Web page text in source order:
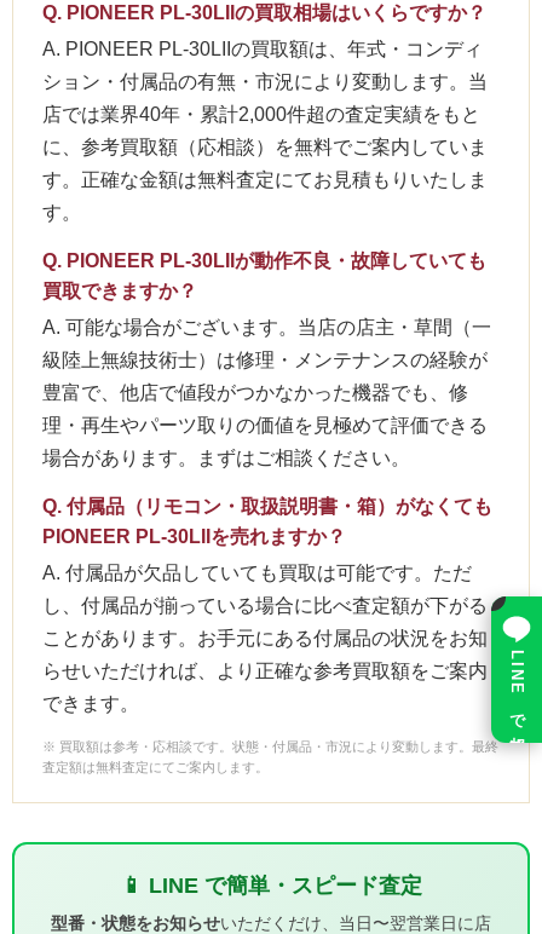
Q. PIONEER PL-30LIIの買取相場はいくらですか？
A. PIONEER PL-30LIIの買取額は、年式・コンディ
ション・付属品の有無・市況により変動します。当
店では業界40年・累計2,000件超の査定実績をもと
に、参考買取額（応相談）を無料でご案内していま
す。正確な金額は無料査定にてお見積もりいたしま
す。
Q. PIONEER PL-30LIIが動作不良・故障していても
買取できますか？
A. 可能な場合がございます。当店の店主・草間（一
級陸上無線技術士）は修理・メンテナンスの経験が
豊富で、他店で値段がつかなかった機器でも、修
理・再生やパーツ取りの価値を見極めて評価できる
場合があります。まずはご相談ください。
Q. 付属品（リモコン・取扱説明書・箱）がなくても
PIONEER PL-30LIIを売れますか？
A. 付属品が欠品していても買取は可能です。ただ
し、付属品が揃っている場合に比べ査定額が下がる
ことがあります。お手元にある付属品の状況をお知
らせいただければ、より正確な参考買取額をご案内
できます。
※ 買取額は参考・応相談です。状態・付属品・市況により変動します。最終
査定額は無料査定にてご案内します。
📱 LINE で簡単・スピード査定
型番・状態をお知らせいただくだけ、当日〜翌営業日に店
LINE で相談
×